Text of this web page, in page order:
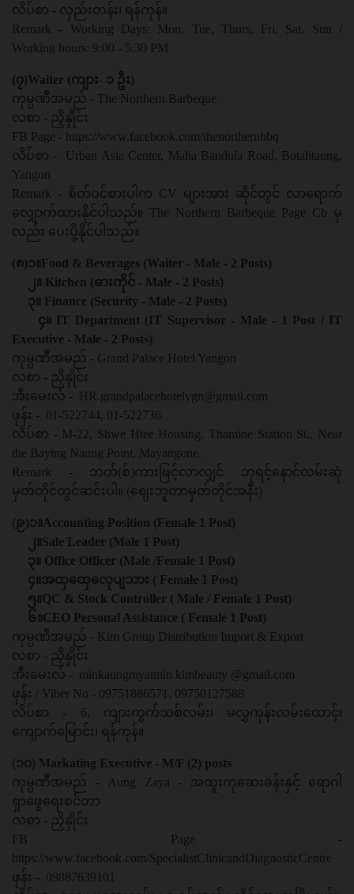
လိပ်စာ - လှည်းတန်း၊ ရန်ကုန်။
Remark - Working Days: Mon, Tue, Thurs, Fri, Sat, Sun /
Working hours: 9:00 - 5:30 PM
(၇)Waiter (ကျား- ၁ ဦး)
ကုမ္ပဏီအမည် - The Northern Barbeque
လစာ - ညှိနှိုင်း
FB Page - https://www.facebook.com/thenorthernbbq
လိပ်စာ - Urban Asia Center, Maha Bandula Road, Botahtaung,
Yangon
Remark - စိတ်ဝင်စားပါက CV များအား ဆိုင်တွင် လာရောက်
လျှောက်ထားနိုင်ပါသည်။ The Northern Barbeque Page Cb မှ
လည်း ပေးပို့နိုင်ပါသည်။
(၈)၁။Food & Beverages (Waiter - Male - 2 Posts)
၂။ Kitchen (ဓားကိုင် - Male - 2 Posts)
၃။ Finance (Security - Male - 2 Posts)
၄။ IT Department (IT Supervisor - Male - 1 Post / IT
Executive - Male - 2 Posts)
ကုမ္ပဏီအမည် - Grand Palace Hotel Yangon
လစာ - ညှိနှိုင်း
အီးမေးလ် -
HR.grandpalacehotelygn@gmail.com
ဖုန်း - 01-522744, 01-522736
လိပ်စာ - M-22, Shwe Htee Housing, Thamine Station St., Near
the Baying Naung Point, Mayangone.
Remark - ဘတ်(စ်)ကားဖြင့်လာလျှင် ဘုရင့်နောင်လမ်းဆုံ
မှတ်တိုင်တွင်ဆင်းပါ။ (ဈေးဘူတာမှတ်တိုင်အနီး)
(၉)၁။Accounting Position (Female 1 Post)
၂။Sale Leader (Male 1 Post)
၃။ Office Officer (Male /Female 1 Post)
၄။အထှထှေလေုပျသား ( Female 1 Post)
၅။QC & Stock Controller ( Male / Female 1 Post)
၆။CEO Personal Assistance ( Female 1 Post)
ကုမ္ပဏီအမည် - Kim Group Distribution Import & Export
လစာ - ညှိနှိုင်း
အီးမေးလ် - minkaungmyatmin.kimbeauty @gmail.com
ဖုန်း / Viber No - 09751886571, 09750127588
လိပ်စာ - 6, ကျားကွက်သစ်လမ်း၊ မလွှကုန်းလမ်းထောင့်၊
ကျောက်မြောင်း၊ ရန်ကုန်။
(၁၀) Markating Executive - M/F (2) posts
ကုမ္ပဏီအမည် - Aung Zaya - အထူးကုဆေးခန်းနှင့် ရောဂါ
ရှာဖွေရေးစင်တာ
လစာ - ညှိနှိုင်း
FB Page -
https://www.facebook.com/SpecialistClinicandDiagnosticCentre
ဖုန်း - 09887639101